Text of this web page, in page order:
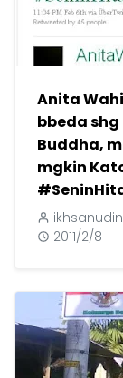
Anita
bbeda
Buddha,
mgkin
2011/2/8